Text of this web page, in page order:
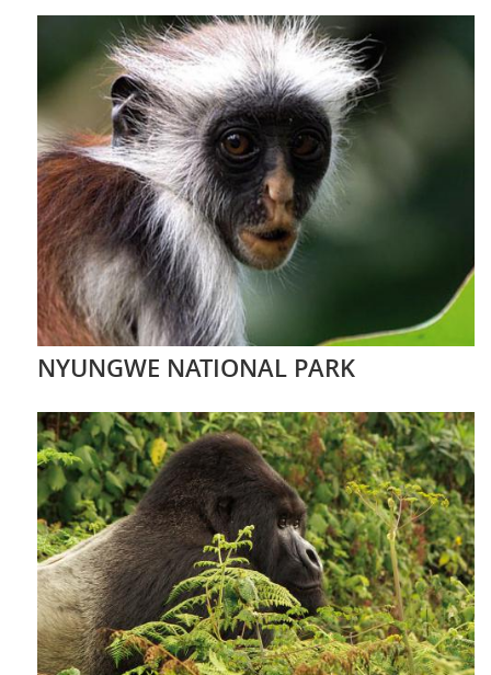
NYUNGWE NATIONAL PARK